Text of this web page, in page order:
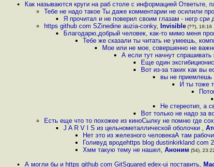
Как называются круги на раб столе с информацией Ответьте,
Тебе не надо такое Ты даже комментарии не осилили
Я прочитал и не поверил своим глазам - негр сри
https github com SZinedine auzia-conky, Invisible (??), 16:16
Благодарю,добрый человек, как-то мимо меня
Тебе же сказали ты читать не умеешь,
Мое или не мое, совершенно не
А если тут начнут
Еще один
Вот из-за таких как вы
вы не приемлешь
И ты тоже
Не стереотип, а
Вот только не надо за
Есть еще что то похожее из киноСылку не помню где
J A R V I S из цельнометаллической оболочки ,
Нет это из железного человекаА там
Голивуд вродеhttps blog dustinkirkland com
Хмм такую тему не нашел, Аноним (54),
А могли бы и https github com GitSquared edex-ui поставить,